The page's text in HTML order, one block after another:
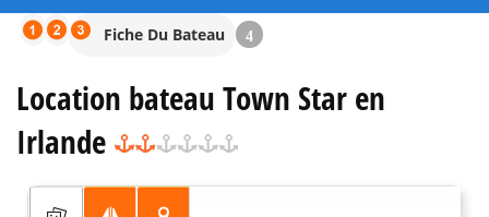
Fiche Du Bateau 4
Location bateau Town Star en
Irlande